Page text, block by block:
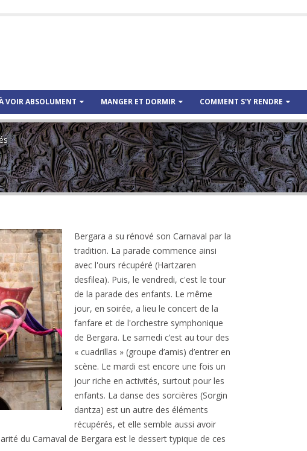
VOIR ABSOLUMENT MANGER ET DORMIR COMMENT S'Y RENDRE
Bergara a su rénové son Carnaval par la
tradition. La parade commence ainsi
avec l'ours récupéré (Hartzaren
desfilea). Puis, le vendredi, c'est le tour
de la parade des enfants. Le même
jour, en soirée, a lieu le concert de la
fanfare et de l'orchestre symphonique
de Bergara. Le samedi c’est au tour des
« cuadrillas » (groupe d’amis) d’entrer en
scène. Le mardi est encore une fois un
jour riche en activités, surtout pour les
enfants. La danse des sorcières (Sorgin
dantza) est un autre des éléments
récupérés, et elle semble aussi avoir
du Carnaval de Bergara est le dessert typique de ces